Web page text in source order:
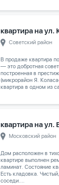
квартира на ул.
Советский район
В продаже квартира
— это добротная
построенная в
(микрорайон Я.
квартира в одном из
квартира на ул.
Московский район
Дом расположен в
квартире выполнен
ламинат. Состояние
Есть кладовка.
соседи....